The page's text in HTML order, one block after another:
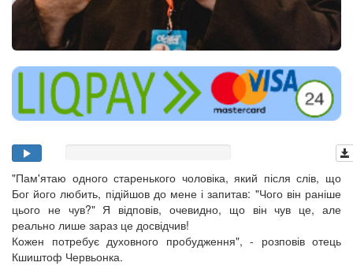
"Пам'ятаю одного старенького чоловіка, який після слів, що
Бог його любить, підійшов до мене і запитав: "Чого він раніше
цього не чув?" Я відповів, очевидно, що він чув це, але
реально лише зараз це досвідчив!
Кожен потребує духовного пробудження", - розповів отець
Кшиштоф Червьонка.